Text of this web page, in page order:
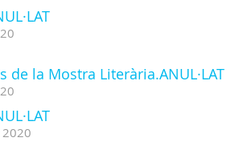
la Mostra Literària.ANUL·LAT
2020